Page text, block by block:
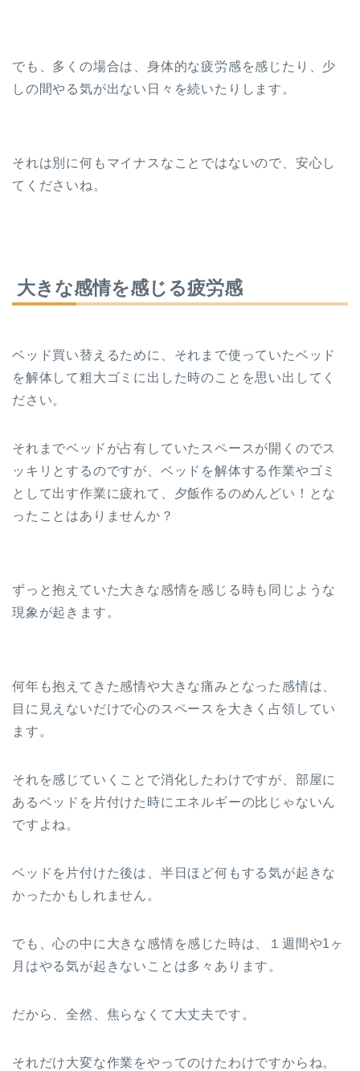
でも、多くの場合は、身体的な疲労感を感じたり、少
しの間やる気が出ない日々を続いたりします。
それは別に何もマイナスなことではないので、安心し
てくださいね。
大きな感情を感じる疲労感
ベッド買い替えるために、それまで使っていたベッド
を解体して粗大ゴミに出した時のことを思い出してく
ださい。
それまでベッドが占有していたスペースが開くのでス
ッキリとするのですが、ベッドを解体する作業やゴミ
として出す作業に疲れて、夕飯作るのめんどい！とな
ったことはありませんか？
ずっと抱えていた大きな感情を感じる時も同じような
現象が起きます。
何年も抱えてきた感情や大きな痛みとなった感情は、
目に見えないだけで心のスペースを大きく占領してい
ます。
それを感じていくことで消化したわけですが、部屋に
あるベッドを片付けた時にエネルギーの比じゃないん
ですよね。
ベッドを片付けた後は、半日ほど何もする気が起きな
かったかもしれません。
でも、心の中に大きな感情を感じた時は、１週間や1ヶ
月はやる気が起きないことは多々あります。
だから、全然、焦らなくて大丈夫です。
それだけ大変な作業をやってのけたわけですからね。